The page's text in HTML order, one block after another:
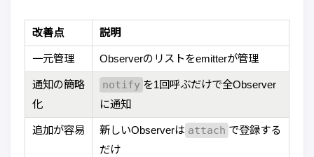
改善点 説明
一元管理 Observerのリストをemitterが管理
通知の簡略
化
notify を1回呼ぶだけで全Observer
に通知
追加が容易 新しいObserverは attach で登録する
だけ